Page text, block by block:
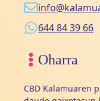
644 84 39 66
Oharra
CBD Kalamuaren